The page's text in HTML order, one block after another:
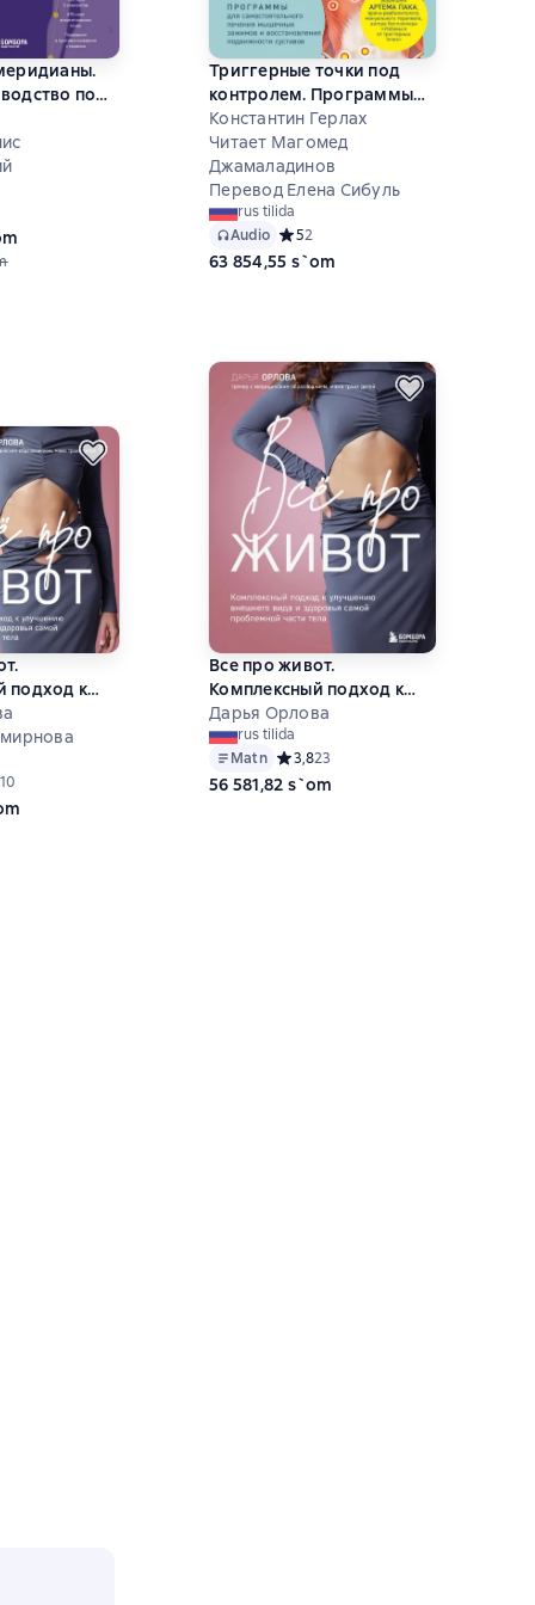
по
каналов
рейтинг 5 на основе 2 оценок
Триггерные точки под
контролем. Программы
для самостоятельного
лечения мышечных
зажимов и
восстановления
подвижности суставов
Константин Герлах
Читает Магомед
Джамаладинов
Перевод Елена Сибуль
rus tilida
Audio Средний рейтинг 5 на основе 2
52
63 854,55 s`om
подход к
самой
рейтинг 4,9 на основе 10 оценок
10
Все про живот.
Комплексный подход к
улучшению внешнего
вида и здоровья самой
проблемной части тела
Дарья Орлова
rus tilida
Matn Средний рейтинг 3,8 на основе 23
3,823
56 581,82 s`om